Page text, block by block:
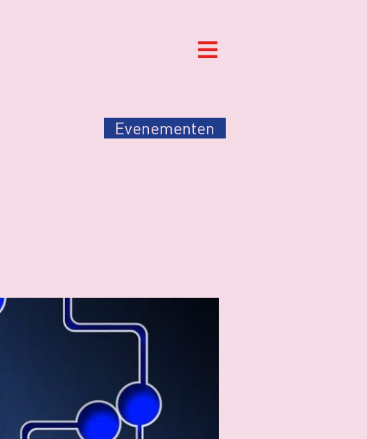
Evenementen